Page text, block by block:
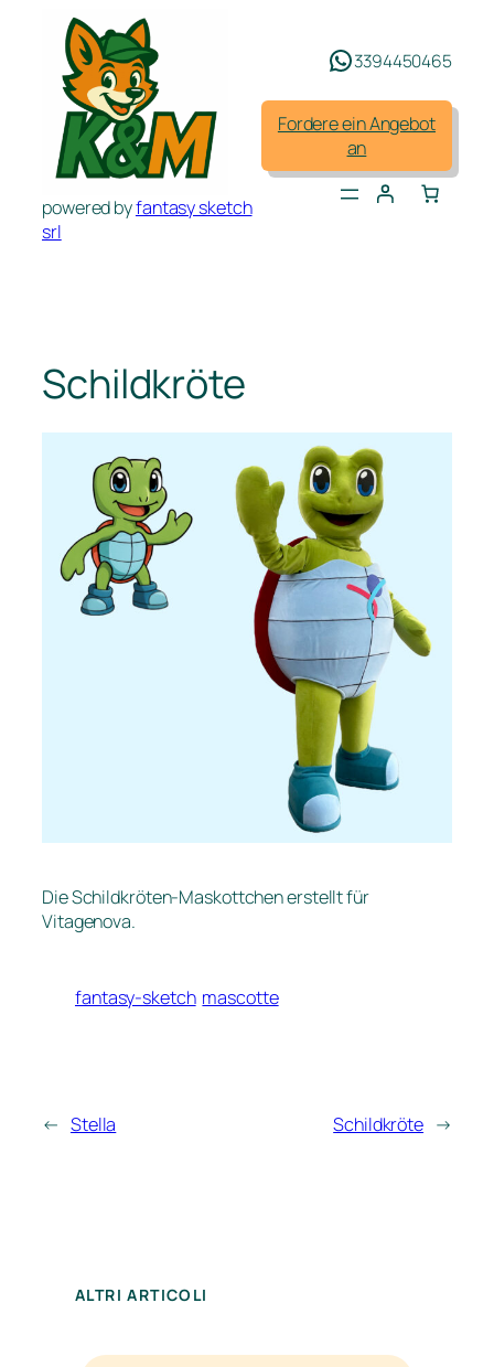
springen
powered byfantasy sketch
srl
3394450465
Fordere ein Angebot
an
Schildkröte
Die Schildkröten-Maskottchen erstellt für
Vitagenova.
fantasy-sketch mascotte
← Stella Schildkröte →
ALTRI ARTICOLI